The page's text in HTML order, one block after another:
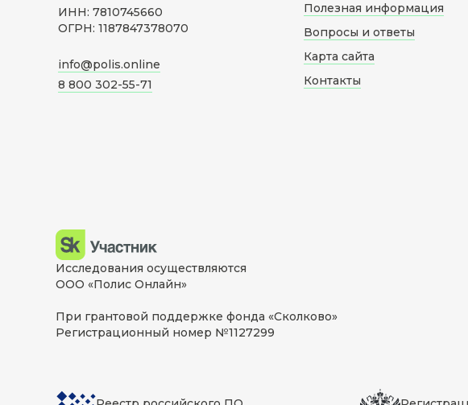
ИНН: 7810745660
ОГРН: 1187847378070
info@polis.online
8 800 302-55-71
Полезная информация
Вопросы и ответы
Карта сайта
Контакты
Исследования осуществляются
ООО «Полис Онлайн»
При грантовой поддержке фонда «Сколково»
Регистрационный номер №1127299